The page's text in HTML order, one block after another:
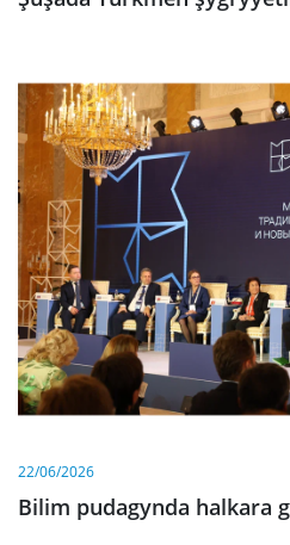
22/06/2026
Bilim pudagynda halkara